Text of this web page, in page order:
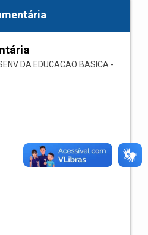
DA EDUCACAO BASICA -